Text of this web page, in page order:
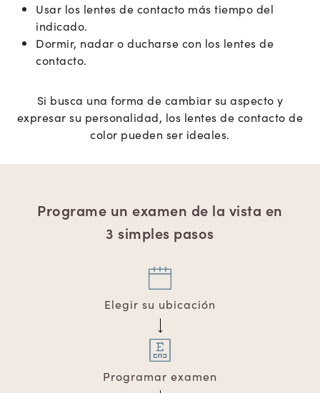
Usar los lentes de contacto más tiempo del
indicado.
Dormir, nadar o ducharse con los lentes de
contacto.
Si busca una forma de cambiar su aspecto y
expresar su personalidad, los lentes de contacto de
color pueden ser ideales.
Programe un examen de la vista en
3 simples pasos
Elegir su ubicación
Programar examen